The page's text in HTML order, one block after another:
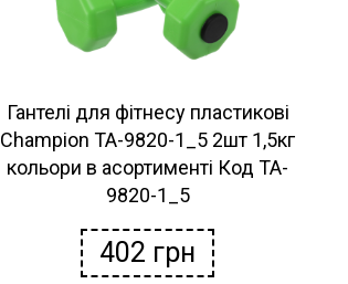
Гантелі для фітнесу пластикові
Champion TA-9820-1_5 2шт 1,5кг
кольори в асортименті Код TA-
9820-1_5
402 грн